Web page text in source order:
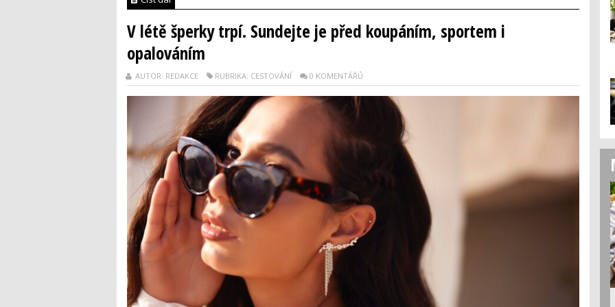
V létě šperky trpí. Sundejte je před koupáním, sportem i
opalováním
AUTOR: REDAKCE RUBRIKA: CESTOVÁNÍ 0 KOMENTÁŘŮ